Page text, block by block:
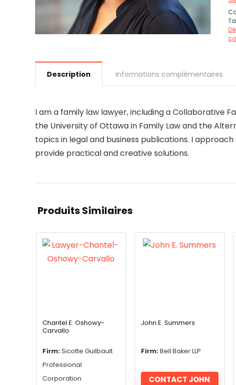
Description Informations complémentaires
I am a family law lawyer, including a Collaborative
the University of Ottawa in Family Law and the
topics in legal and business publications. I
provide practical and creative solutions.
Produits Similaires
Chantel E. Oshowy-
Carvallo
Firm: Sicotte Guilbault
Professional
Corporation
John E. Summers
Firm: Bell Baker LLP
CONTACT JOHN